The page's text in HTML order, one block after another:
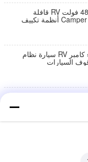
12 فولت مكيف هواء 24 فولت 48 فولت RV قافلة
Camper Motorhome Campervan Van أنظمة تكييف
12 فولت 12 فولت مكيف الهواء كامبر RV سيارة نظام
نظام تكييف هواء